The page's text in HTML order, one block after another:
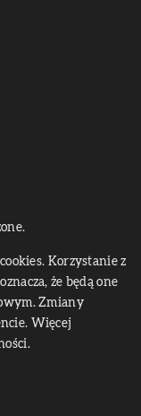
Korzystanie z
że będą one
Zmiany
Więcej
.